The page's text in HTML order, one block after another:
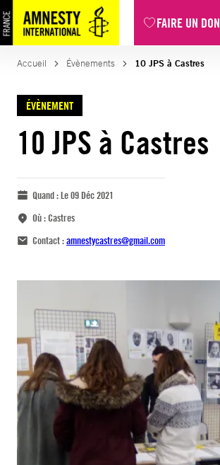
FAIRE UN DON
Accueil Évènements 10 JPS à Castres
ÉVÈNEMENT
10 JPS à Castres
Quand :Le 09 Déc 2021
Où :Castres
Contact :amnestycastres@gmail.com